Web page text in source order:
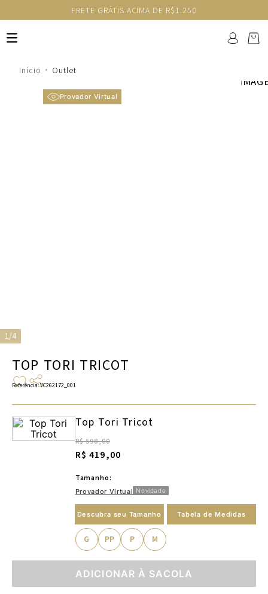
FRETE GRÁTIS ACIMA DE R$1.250
Outlet
Provador Virtual
1/4
TOP TORI TRICOT
Referência:VC262172_001
Top Tori Tricot
R$ 598,00
R$ 419,00
Tamanho:
Provador Virtual Novidade
Descubra seu Tamanho Tabela de Medidas
G PP P M
ADICIONAR À SACOLA